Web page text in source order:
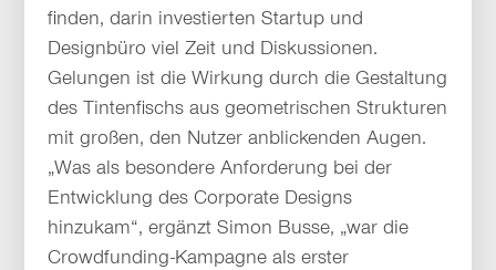
finden, darin investierten Startup und
Designbüro viel Zeit und Diskussionen.
Gelungen ist die Wirkung durch die Gestaltung
des Tintenfischs aus geometrischen Strukturen
mit großen, den Nutzer anblickenden Augen.
„Was als besondere Anforderung bei der
Entwicklung des Corporate Designs
hinzukam“, ergänzt Simon Busse, „war die
Crowdfunding-Kampagne als erster